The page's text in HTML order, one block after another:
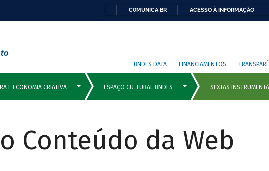
COMUNICA BR ACESSO À INFORMAÇÃO
BNDES DATA FINANCIAMENTOS
Conteúdo da Web